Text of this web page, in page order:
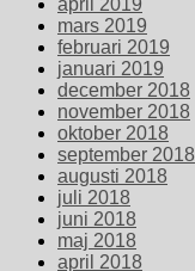
mars 2019
februari 2019
januari 2019
december 2018
november 2018
oktober 2018
september 2018
augusti 2018
juli 2018
juni 2018
maj 2018
april 2018